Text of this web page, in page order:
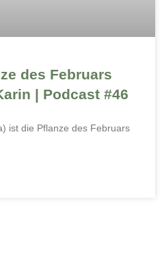
des Februars
| Podcast #46
ist die Pflanze des Februars